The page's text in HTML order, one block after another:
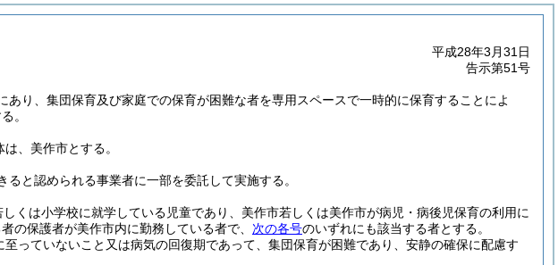
平成28年3月31日
告示第51号
り、集団保育及び家庭での保育が困難な者を専用スペースで一時的に保育することによ
。
、美作市とする。
と認められる事業者に一部を委託して実施する。
くは小学校に就学している児童であり、美作市若しくは美作市が病児・病後児保育の利用に
の保護者が美作市内に勤務している者で、 次の各号のいずれにも該当する者とする。
っていないこと又は病気の回復期であって、集団保育が困難であり、安静の確保に配慮す